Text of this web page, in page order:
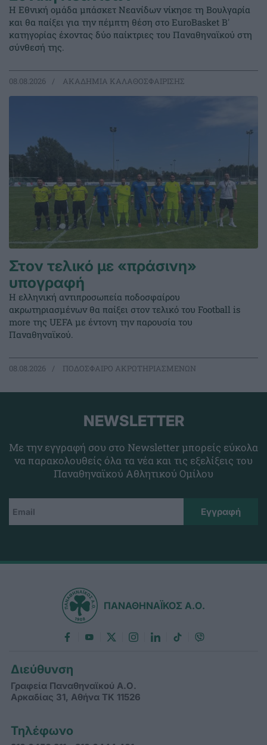
Η Εθνική ομάδα μπάσκετ Νεανίδων νίκησε τη Βουλγαρία
και θα παίξει για την πέμπτη θέση στο EuroBasket Β'
κατηγορίας έχοντας δύο παίκτριες του Παναθηναϊκού στη
σύνθεσή της.
08.08.2026 ΑΚΑΔΗΜΙΑ ΚΑΛΑΘΟΣΦΑΙΡΙΣΗΣ
Στον τελικό με «πράσινη»
υπογραφή
Η ελληνική αντιπροσωπεία ποδοσφαίρου
ακρωτηριασμένων θα παίξει στον τελικό του Football is
more της UEFA με έντονη την παρουσία του
Παναθηναϊκού.
08.08.2026 ΠΟΔΟΣΦΑΙΡΟ ΑΚΡΩΤΗΡΙΑΣΜΕΝΩΝ
NEWSLETTER
Με την εγγραφή σου στο Newsletter μπορείς εύκολα
να παρακολουθείς όλα τα νέα και τις εξελίξεις του
Παναθηναϊκού Αθλητικού Ομίλου
ΠΑΝΑΘΗΝΑΪΚΟΣ Α.Ο.
Διεύθυνση
Γραφεία Παναθηναϊκού Α.Ο.
Αρκαδίας 31, Αθήνα ΤΚ 11526
Τηλέφωνο